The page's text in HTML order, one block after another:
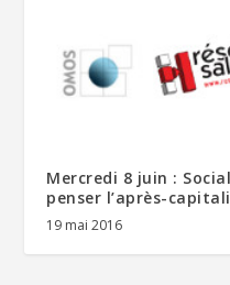
Mercredi 8 juin :
penser l’après-
19 mai 2016